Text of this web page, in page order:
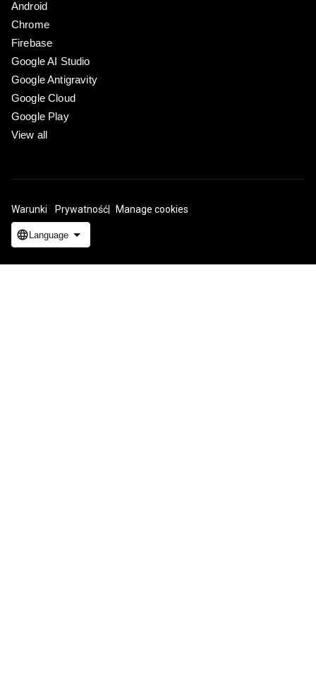
Android
Chrome
Firebase
Google AI Studio
Google Antigravity
Google Cloud
Google Play
View all
Warunki Prywatność Manage cookies